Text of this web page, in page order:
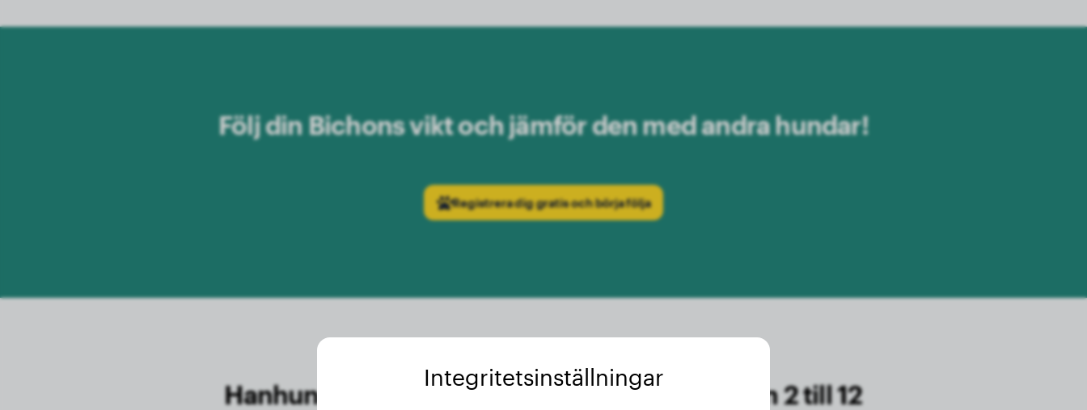
Följ din Bichons vikt och jämför den med andra hundar!
Registrera dig gratis och börja följa
Hanhunds viktkurva: Utveckling av Bichon från 2 till 12
Integritetsinställningar